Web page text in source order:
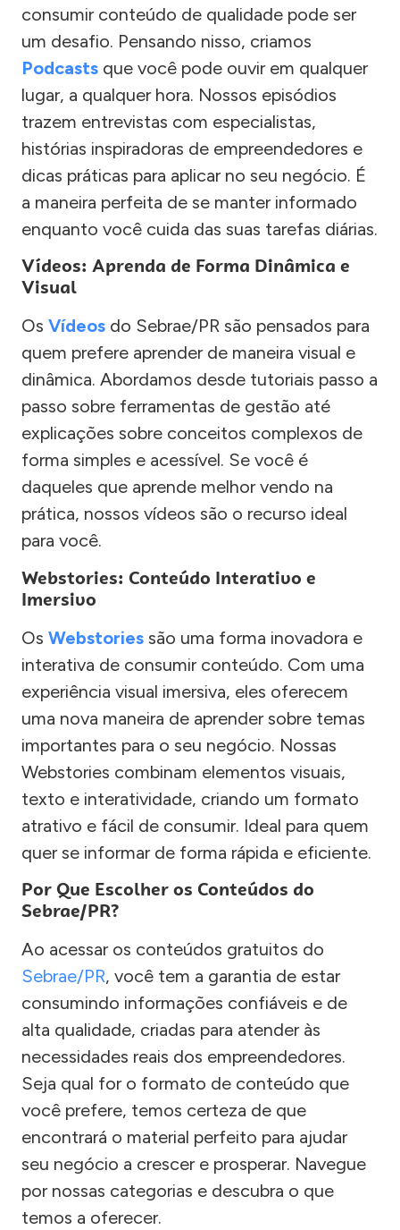
consumir conteúdo de qualidade pode ser
um desafio. Pensando nisso, criamos
Podcasts que você pode ouvir em qualquer
lugar, a qualquer hora. Nossos episódios
trazem entrevistas com especialistas,
histórias inspiradoras de empreendedores e
dicas práticas para aplicar no seu negócio. É
a maneira perfeita de se manter informado
enquanto você cuida das suas tarefas diárias.
Vídeos: Aprenda de Forma Dinâmica e
Visual
Os Vídeos do Sebrae/PR são pensados para
quem prefere aprender de maneira visual e
dinâmica. Abordamos desde tutoriais passo a
passo sobre ferramentas de gestão até
explicações sobre conceitos complexos de
forma simples e acessível. Se você é
daqueles que aprende melhor vendo na
prática, nossos vídeos são o recurso ideal
para você.
Webstories: Conteúdo Interativo e
Imersivo
Os Webstories são uma forma inovadora e
interativa de consumir conteúdo. Com uma
experiência visual imersiva, eles oferecem
uma nova maneira de aprender sobre temas
importantes para o seu negócio. Nossas
Webstories combinam elementos visuais,
texto e interatividade, criando um formato
atrativo e fácil de consumir. Ideal para quem
quer se informar de forma rápida e eficiente.
Por Que Escolher os Conteúdos do
Sebrae/PR?
Ao acessar os conteúdos gratuitos do
Sebrae/PR, você tem a garantia de estar
consumindo informações confiáveis e de
alta qualidade, criadas para atender às
necessidades reais dos empreendedores.
Seja qual for o formato de conteúdo que
você prefere, temos certeza de que
encontrará o material perfeito para ajudar
seu negócio a crescer e prosperar. Navegue
por nossas categorias e descubra o que
temos a oferecer.